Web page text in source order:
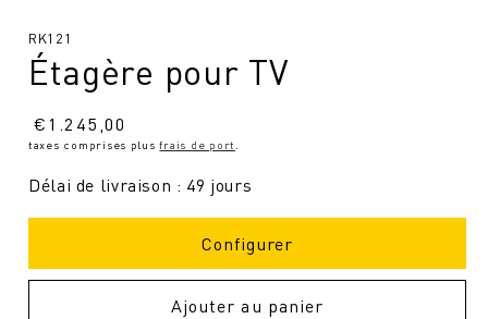
modal
SKU
RK121
Étagère pour TV
Prix
normal
€1.245,00
taxes comprises plusfrais de port
Délai de livraison : 49 jours
Configurer
Ajouter au panier